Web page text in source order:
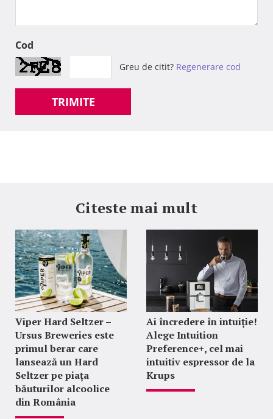
Cod
Greu de citit? Regenerare cod
TRIMITE
Citeste mai mult
Viper Hard Seltzer –
Ursus Breweries este
primul berar care
lansează un Hard
Seltzer pe piața
băuturilor alcoolice
din România
Ai încredere în intuiție!
Alege Intuition
Preference+, cel mai
intuitiv espressor de la
Krups